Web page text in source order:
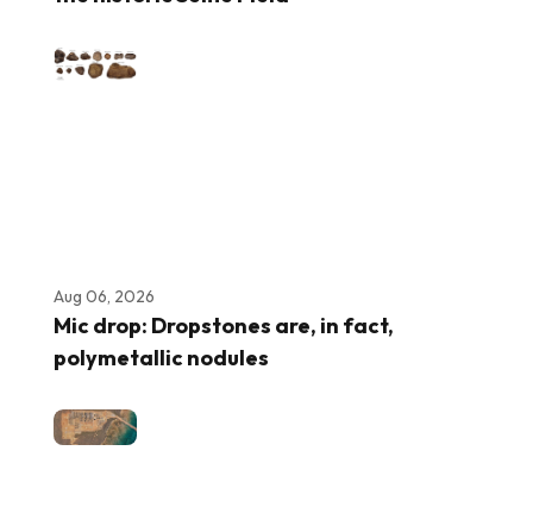
Aug 06, 2026
Mic drop: Dropstones are, in fact,
polymetallic nodules